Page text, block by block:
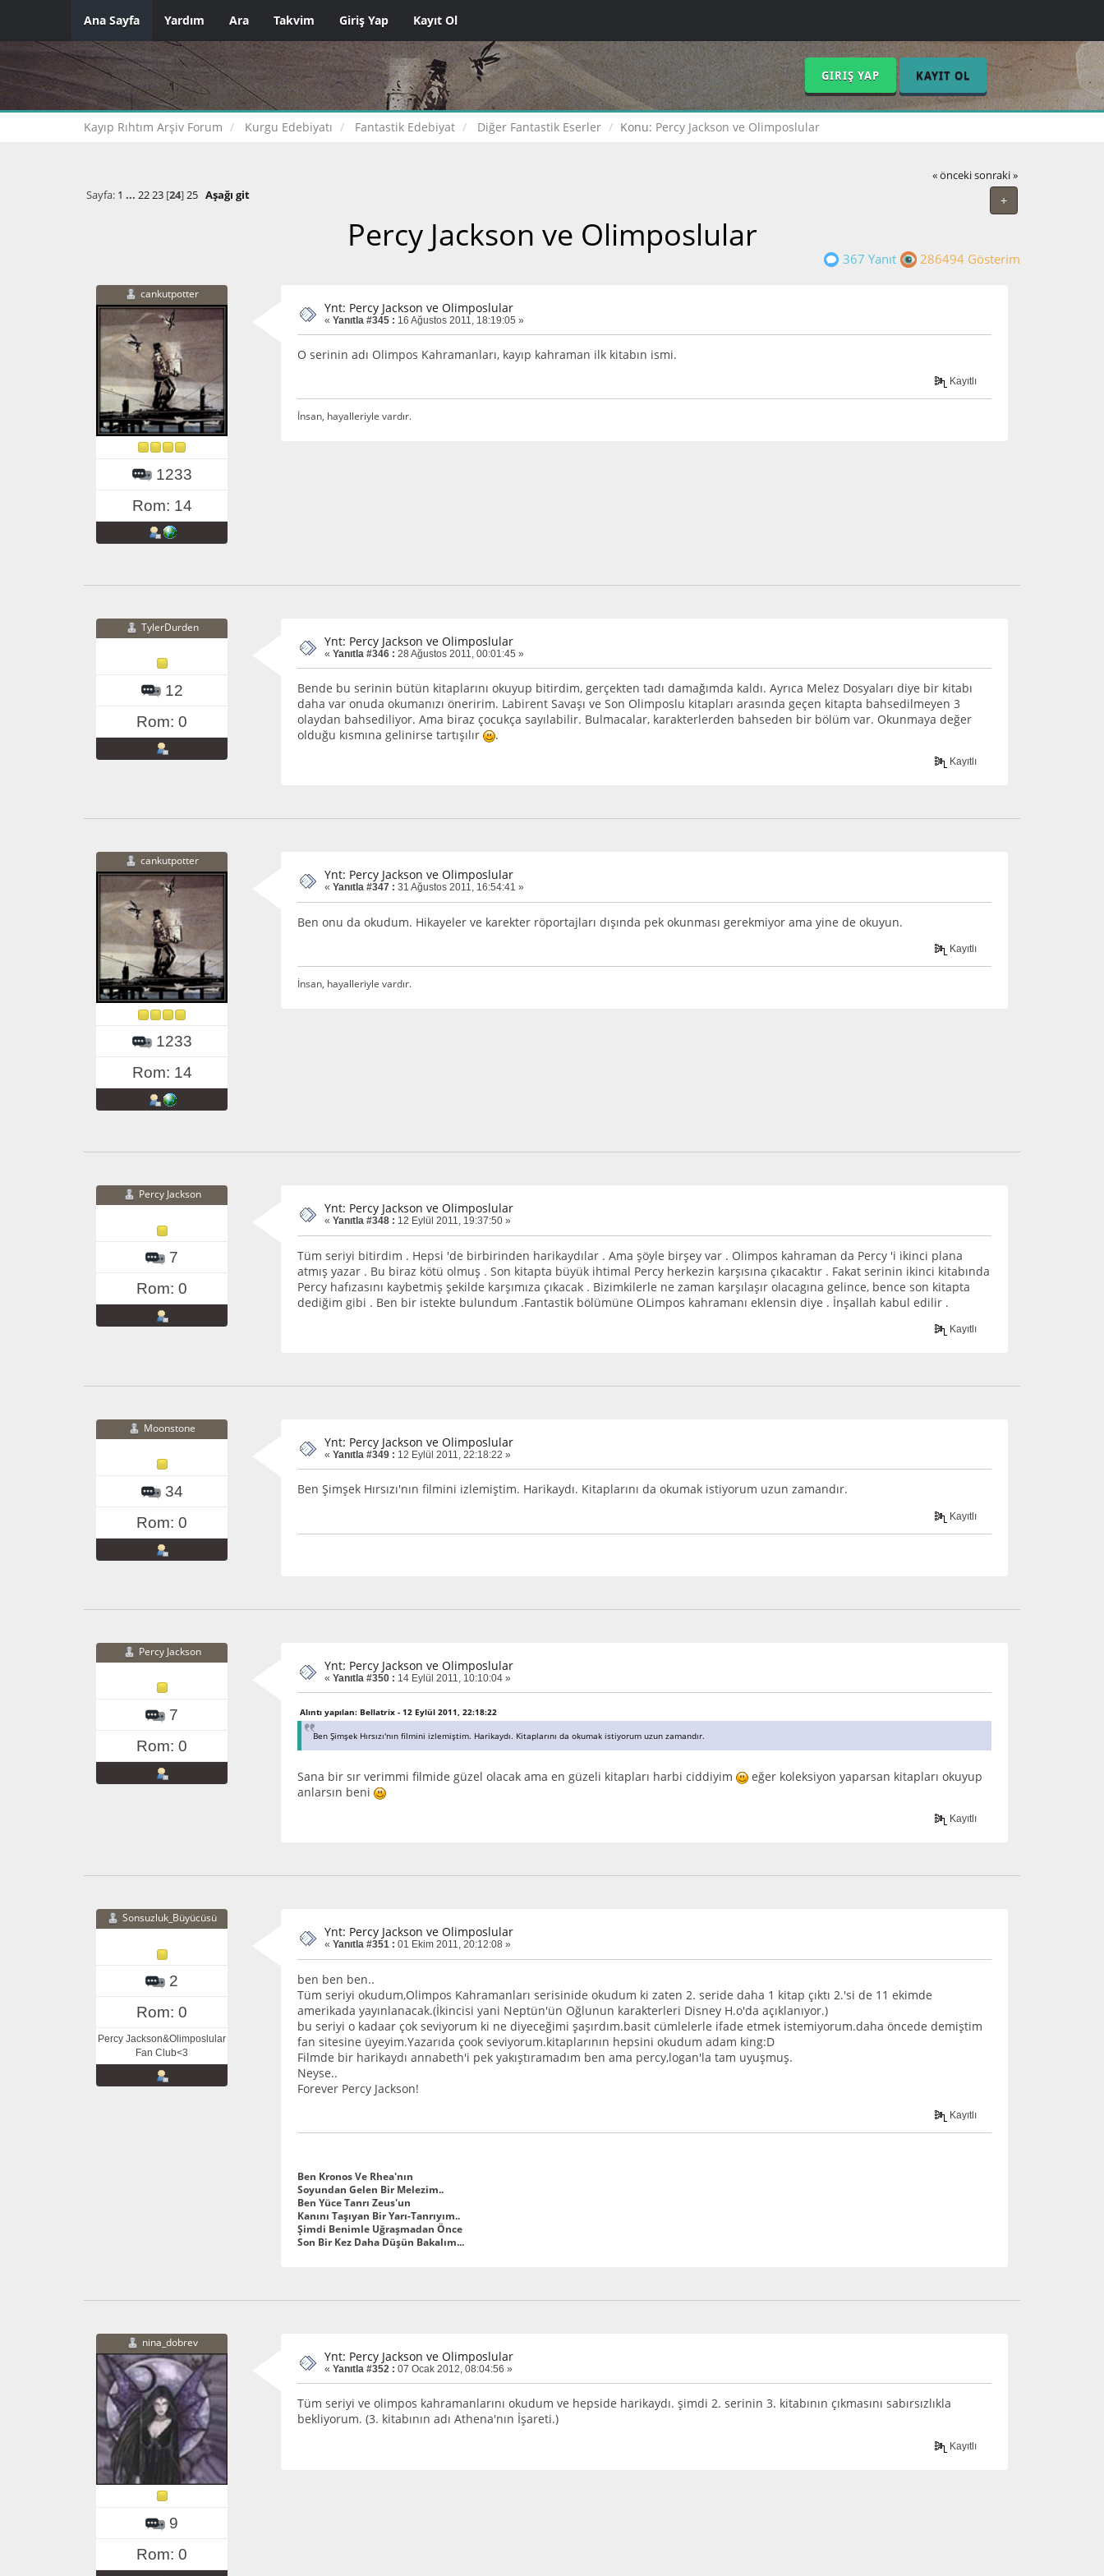
Ana Sayfa Yardım Ara Takvim Giriş Yap Kayıt Ol
GIRIŞ YAP KAYIT OL
Kayıp Rıhtım Arşiv Forum Kurgu Edebiyatı Fantastik Edebiyat Diğer Fantastik Eserler Konu: Percy Jackson ve Olimposlular
« önceki sonraki »
+
Sayfa: 1 ... 22 23[24]25 Aşağı git
Percy Jackson ve Olimposlular
367 Yanıt 286494 Gösterim
cankutpotter
1233
Rom: 14
Ynt: Percy Jackson ve Olimposlular
« Yanıtla #345 : 16 Ağustos 2011, 18:19:05 »
O serinin adı Olimpos Kahramanları, kayıp kahraman ilk kitabın ismi.
Kayıtlı
İnsan, hayalleriyle vardır.
TylerDurden
12
Rom: 0
Ynt: Percy Jackson ve Olimposlular
« Yanıtla #346 : 28 Ağustos 2011, 00:01:45 »
Bende bu serinin bütün kitaplarını okuyup bitirdim, gerçekten tadı damağımda kaldı. Ayrıca Melez Dosyaları diye bir kitabı
daha var onuda okumanızı öneririm. Labirent Savaşı ve Son Olimposlu kitapları arasında geçen kitapta bahsedilmeyen 3
olaydan bahsediliyor. Ama biraz çocukça sayılabilir. Bulmacalar, karakterlerden bahseden bir bölüm var. Okunmaya değer
olduğu kısmına gelinirse tartışılır
.
Kayıtlı
cankutpotter
1233
Rom: 14
Ynt: Percy Jackson ve Olimposlular
« Yanıtla #347 : 31 Ağustos 2011, 16:54:41 »
Ben onu da okudum. Hikayeler ve karekter röportajları dışında pek okunması gerekmiyor ama yine de okuyun.
Kayıtlı
İnsan, hayalleriyle vardır.
Percy Jackson
7
Rom: 0
Ynt: Percy Jackson ve Olimposlular
« Yanıtla #348 : 12 Eylül 2011, 19:37:50 »
Tüm seriyi bitirdim . Hepsi 'de birbirinden harikaydılar . Ama şöyle birşey var . Olimpos kahraman da Percy 'i ikinci plana
atmış yazar . Bu biraz kötü olmuş . Son kitapta büyük ihtimal Percy herkezin karşısına çıkacaktır . Fakat serinin ikinci kitabında
Percy hafızasını kaybetmiş şekilde karşımıza çıkacak . Bizimkilerle ne zaman karşılaşır olacagına gelince, bence son kitapta
dediğim gibi . Ben bir istekte bulundum .Fantastik bölümüne OLimpos kahramanı eklensin diye . İnşallah kabul edilir .
Kayıtlı
Moonstone
34
Rom: 0
Ynt: Percy Jackson ve Olimposlular
« Yanıtla #349 : 12 Eylül 2011, 22:18:22 »
Ben Şimşek Hırsızı'nın filmini izlemiştim. Harikaydı. Kitaplarını da okumak istiyorum uzun zamandır.
Kayıtlı
Percy Jackson
7
Rom: 0
Ynt: Percy Jackson ve Olimposlular
« Yanıtla #350 : 14 Eylül 2011, 10:10:04 »
Alıntı yapılan: Bellatrix - 12 Eylül 2011, 22:18:22
Ben Şimşek Hırsızı'nın filmini izlemiştim. Harikaydı. Kitaplarını da okumak istiyorum uzun zamandır.
Sana bir sır verimmi filmide güzel olacak ama en güzeli kitapları harbi ciddiyim
eğer koleksiyon yaparsan kitapları okuyup
anlarsın beni
Kayıtlı
Sonsuzluk_Büyücüsü
2
Rom: 0
Percy Jackson&Olimposlular
Fan Club<3
Ynt: Percy Jackson ve Olimposlular
« Yanıtla #351 : 01 Ekim 2011, 20:12:08 »
ben ben ben..
Tüm seriyi okudum,Olimpos Kahramanları serisinide okudum ki zaten 2. seride daha 1 kitap çıktı 2.'si de 11 ekimde
amerikada yayınlanacak.(İkincisi yani Neptün'ün Oğlunun karakterleri Disney H.o'da açıklanıyor.)
bu seriyi o kadaar çok seviyorum ki ne diyeceğimi şaşırdım.basit cümlelerle ifade etmek istemiyorum.daha öncede demiştim
fan sitesine üyeyim.Yazarıda çook seviyorum.kitaplarının hepsini okudum adam king:D
Filmde bir harikaydı annabeth'i pek yakıştıramadım ben ama percy,logan'la tam uyuşmuş.
Neyse..
Forever Percy Jackson!
Kayıtlı
Ben Kronos Ve Rhea'nın
Soyundan Gelen Bir Melezim..
Ben Yüce Tanrı Zeus'un
Kanını Taşıyan Bir Yarı-Tanrıyım..
Şimdi Benimle Uğraşmadan Önce
Son Bir Kez Daha Düşün Bakalım...
nina_dobrev
9
Rom: 0
Ynt: Percy Jackson ve Olimposlular
« Yanıtla #352 : 07 Ocak 2012, 08:04:56 »
Tüm seriyi ve olimpos kahramanlarını okudum ve hepside harikaydı. şimdi 2. serinin 3. kitabının çıkmasını sabırsızlıkla
bekliyorum. (3. kitabının adı Athena'nın İşareti.)
Kayıtlı